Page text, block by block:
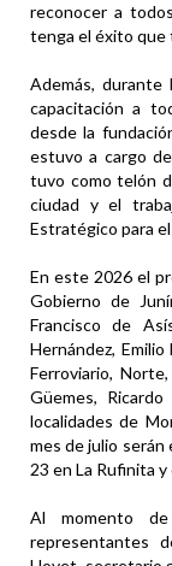
reconocer a
tenga el éxito que
Además,
capacitación a
desde la
estuvo a cargo
tuvo como telón
ciudad y el
Estratégico para
En este 2026 el
Gobierno de
Francisco de
Hernández,
Ferroviario,
Güemes,
localidades de
mes de julio serán
23 en La Rufinita
Al momento
representantes